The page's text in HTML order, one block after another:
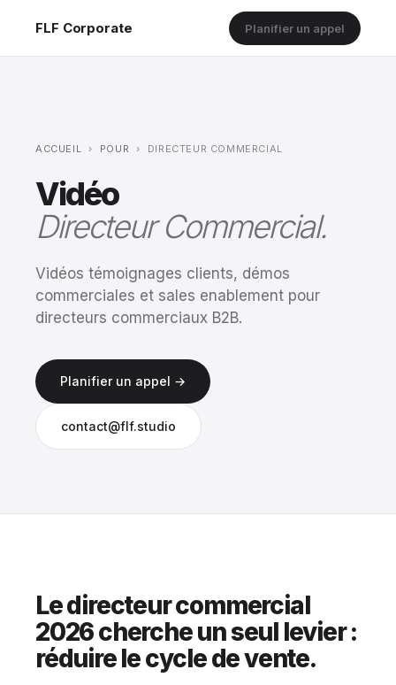
FLF Corporate Planifier un appel
ACCUEIL › POUR › DIRECTEUR COMMERCIAL
Vidéo
Directeur Commercial.
Vidéos témoignages clients, démos
commerciales et sales enablement pour
directeurs commerciaux B2B.
Planifier un appel →
contact@flf.studio
Le directeur commercial
2026 cherche un seul levier :
réduire le cycle de vente.